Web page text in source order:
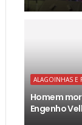
ALAGOINHAS E
Homem
Engenho